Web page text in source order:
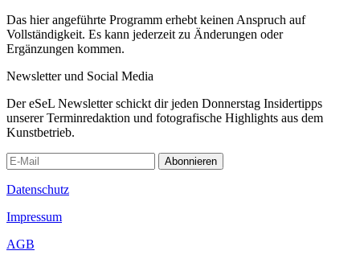
Das hier angeführte Programm erhebt keinen Anspruch auf
Vollständigkeit. Es kann jederzeit zu Änderungen oder
Ergänzungen kommen.
Newsletter und Social Media
Der eSeL Newsletter schickt dir jeden Donnerstag Insidertipps
unserer Terminredaktion und fotografische Highlights aus dem
Kunstbetrieb.
Abonnieren
Datenschutz
Impressum
AGB